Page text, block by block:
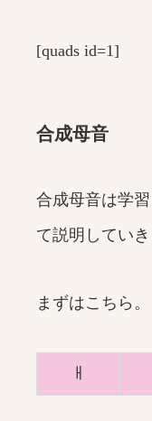
[quads id=1]
合成母音
合成母音は学
て説明していき
まずはこちら。
ㅐ